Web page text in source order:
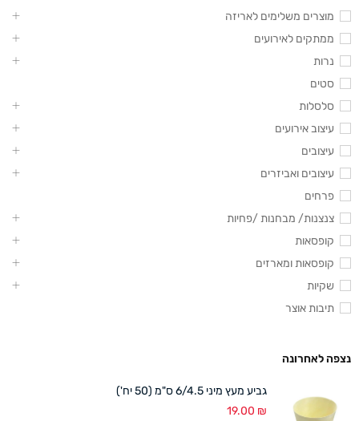
מוצרים משלימים לאריזה
ממתקים לאירועים
נרות
סטים
סלסלות
עיצוב אירועים
עיצובים
עיצובים ואביזרים
פרחים
צנצנות/ מבחנות /פחיות
קופסאות
קופסאות ומארזים
שקיות
תיבות אוצר
נצפה לאחרונה
גביע מעץ מיני 6/4.5 ס"מ (50 יח')
19.00 ₪